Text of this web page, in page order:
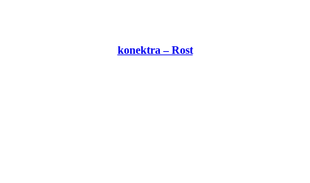
konektra – Rost